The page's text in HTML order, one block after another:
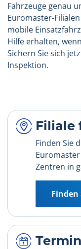
Fahrzeuge genau
Euromaster-
mobile
Hilfe erhalten,
Sichern Sie sich
Inspektion.
Filiale
Finden Sie
Zentren in
Finden